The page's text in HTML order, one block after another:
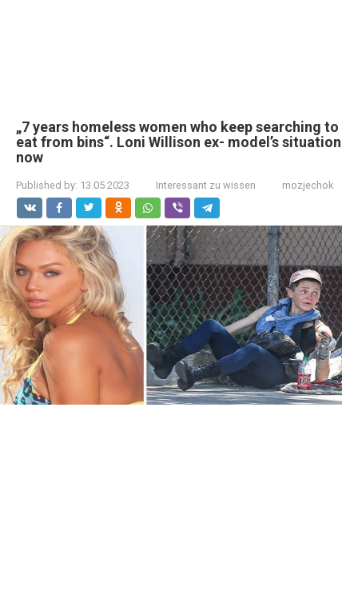
„7 years homeless women who keep searching to
eat from bins“. Loni Willison ex- model’s situation
now
Published by: 13.05.2023 Interessant zu wissen mozjechok